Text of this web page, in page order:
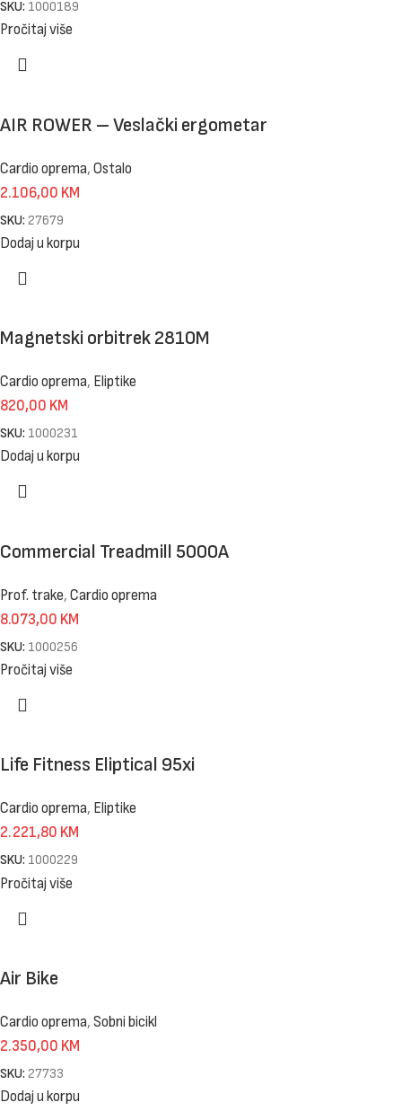
SKU: 1000189
Pročitaj više
AIR ROWER – Veslački ergometar
Cardio oprema, Ostalo
2.106,00 KM
SKU: 27679
Dodaj u korpu
Magnetski orbitrek 2810M
Cardio oprema, Eliptike
820,00 KM
SKU: 1000231
Dodaj u korpu
Commercial Treadmill 5000A
Prof. trake, Cardio oprema
8.073,00 KM
SKU: 1000256
Pročitaj više
Life Fitness Eliptical 95xi
Cardio oprema, Eliptike
2.221,80 KM
SKU: 1000229
Pročitaj više
Air Bike
Cardio oprema, Sobni bicikl
2.350,00 KM
SKU: 27733
Dodaj u korpu